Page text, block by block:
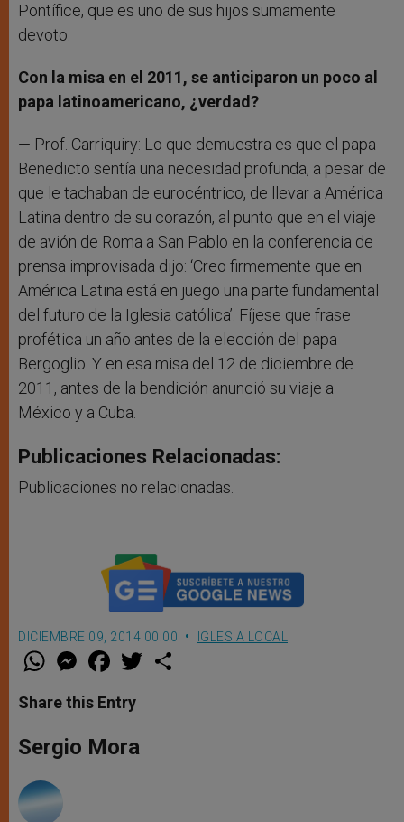
Pontífice, que es uno de sus hijos sumamente
devoto.
Con la misa en el 2011, se anticiparon un poco al
papa latinoamericano, ¿verdad?
— Prof. Carriquiry: Lo que demuestra es que el papa
Benedicto sentía una necesidad profunda, a pesar de
que le tachaban de eurocéntrico, de llevar a América
Latina dentro de su corazón, al punto que en el viaje
de avión de Roma a San Pablo en la conferencia de
prensa improvisada dijo: ‘Creo firmemente que en
América Latina está en juego una parte fundamental
del futuro de la Iglesia católica’. Fíjese que frase
profética un año antes de la elección del papa
Bergoglio. Y en esa misa del 12 de diciembre de
2011, antes de la bendición anunció su viaje a
México y a Cuba.
Publicaciones Relacionadas:
Publicaciones no relacionadas.
DICIEMBRE 09, 2014 00:00 IGLESIA LOCAL
W
t
s
p
p
M
e
s
e
g
e
F
a
e
b
o
k
w
Share this Entry
Sergio Mora